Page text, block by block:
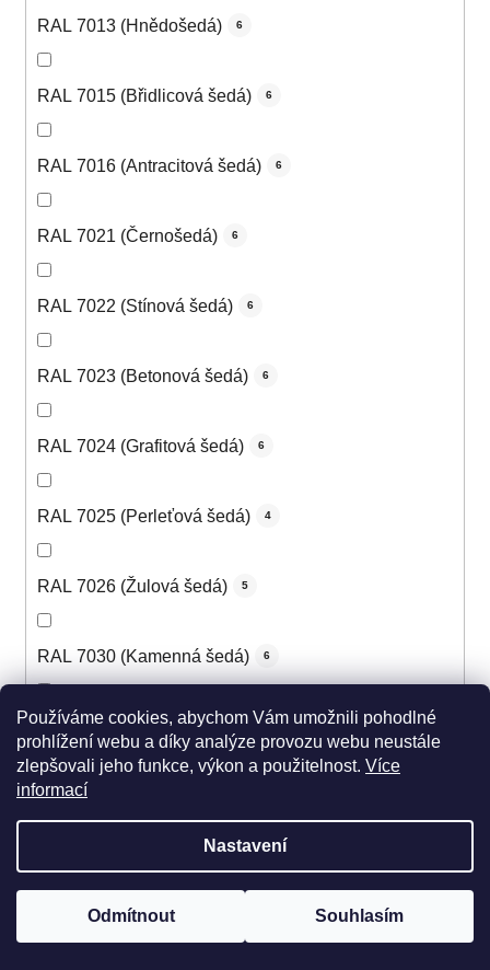
Používáme cookies, abychom Vám umožnili pohodlné
prohlížení webu a díky analýze provozu webu neustále
zlepšovali jeho funkce, výkon a použitelnost. Více
informací
Nastavení
Odmítnout Souhlasím
RAL 7013 (Hnědošedá) 6
RAL 7015 (Břidlicová šedá) 6
RAL 7016 (Antracitová šedá) 6
RAL 7021 (Černošedá) 6
RAL 7022 (Stínová šedá) 6
RAL 7023 (Betonová šedá) 6
RAL 7024 (Grafitová šedá) 6
RAL 7025 (Perleťová šedá) 4
RAL 7026 (Žulová šedá) 5
RAL 7030 (Kamenná šedá) 6
RAL 7031 (Šedomodrá) 6
RAL 7032 (Štěrková šedá)
RAL 7033 (Cementová šedá)